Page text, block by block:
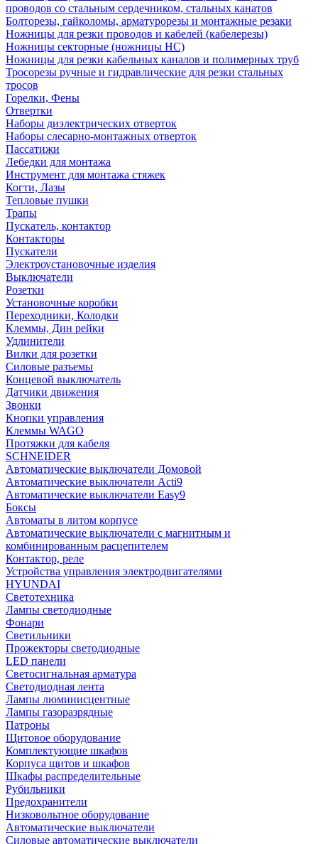
проводов со стальным сердечником, стальных канатов
Болторезы, гайколомы, арматурорезы и монтажные резаки
Ножницы для резки проводов и кабелей (кабелерезы)
Ножницы секторные (ножницы НС)
Ножницы для резки кабельных каналов и полимерных труб
Тросорезы ручные и гидравлические для резки стальных
тросов
Горелки, Фены
Отвертки
Наборы диэлектрических отверток
Наборы слесарно-монтажных отверток
Пассатижи
Лебедки для монтажа
Инструмент для монтажа стяжек
Когти, Лазы
Тепловые пушки
Трапы
Пускатель, контактор
Контакторы
Пускатели
Электроустановочные изделия
Выключатели
Розетки
Установочные коробки
Переходники, Колодки
Клеммы, Дин рейки
Удлинители
Вилки для розетки
Силовые разъемы
Концевой выключатель
Датчики движения
Звонки
Кнопки управления
Клеммы WAGO
Протяжки для кабеля
SCHNEIDER
Автоматические выключатели Домовой
Автоматические выключатели Acti9
Автоматические выключатели Easy9
Боксы
Автоматы в литом корпусе
Автоматические выключатели с магнитным и
комбинированным расцепителем
Контактор, реле
Устройства управления электродвигателями
HYUNDAI
Светотехника
Лампы светодиодные
Фонари
Светильники
Прожекторы светодиодные
LED панели
Светосигнальная арматура
Светодиодная лента
Лампы люминисцентные
Лампы газоразрядные
Патроны
Щитовое оборудование
Комплектующие шкафов
Корпуса щитов и шкафов
Шкафы распределительные
Рубильники
Предохранители
Низковольтное оборудование
Автоматические выключатели
Силовые автоматические выключатели